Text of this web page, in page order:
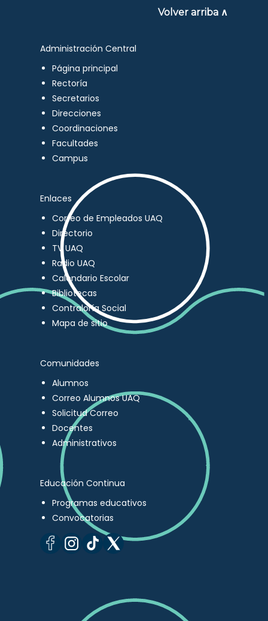
Volver arriba ∧
Administración Central
Página principal
Rectoría
Secretarios
Direcciones
Coordinaciones
Facultades
Campus
Enlaces
Correo de Empleados UAQ
Directorio
TV UAQ
Radio UAQ
Calendario Escolar
Bibliotecas
Contraloría Social
Mapa de sitio
Comunidades
Alumnos
Correo Alumnos UAQ
Solicitud Correo
Docentes
Administrativos
Educación Continua
Programas educativos
Convocatorias